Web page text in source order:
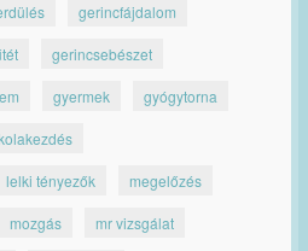
gerincfájdalom
gerincsebészet
gyermek gyógytorna
lelki tényezők megelőzés
mozgás mr vizsgálat